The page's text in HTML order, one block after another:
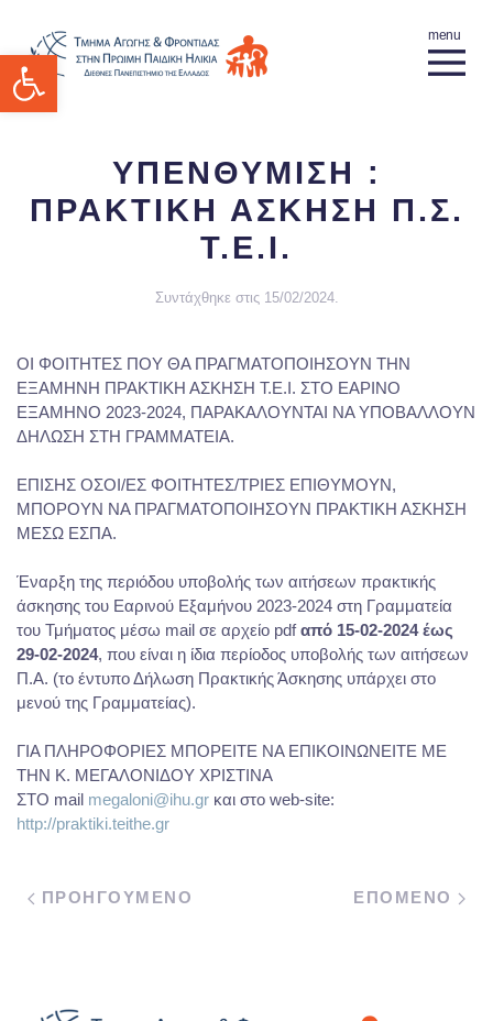
Ανοίξτε τη γραμμή εργαλείων
ΥΠΕΝΘΥΜΙΣΗ :
ΠΡΑΚΤΙΚΗ ΑΣΚΗΣΗ Π.Σ.
Τ.Ε.Ι.
Συντάχθηκε στις 15/02/2024.
ΟΙ ΦΟΙΤΗΤΕΣ ΠΟΥ ΘΑ ΠΡΑΓΜΑΤΟΠΟΙΗΣΟΥΝ ΤΗΝ
ΕΞΑΜΗΝΗ ΠΡΑΚΤΙΚΗ ΑΣΚΗΣΗ Τ.Ε.Ι. ΣΤΟ ΕΑΡΙΝΟ
ΕΞΑΜΗΝΟ 2023-2024, ΠΑΡΑΚΑΛΟΥΝΤΑΙ ΝΑ ΥΠΟΒΑΛΛΟΥΝ
ΔΗΛΩΣΗ ΣΤΗ ΓΡΑΜΜΑΤΕΙΑ.
ΕΠΙΣΗΣ ΟΣΟΙ/ΕΣ ΦΟΙΤΗΤΕΣ/ΤΡΙΕΣ ΕΠΙΘΥΜΟΥΝ,
ΜΠΟΡΟΥΝ ΝΑ ΠΡΑΓΜΑΤΟΠΟΙΗΣΟΥΝ ΠΡΑΚΤΙΚΗ ΑΣΚΗΣΗ
ΜΕΣΩ ΕΣΠΑ.
Έναρξη της περιόδου υποβολής των αιτήσεων πρακτικής
άσκησης του Εαρινού Εξαμήνου 2023-2024 στη Γραμματεία
του Τμήματος μέσω mail σε αρχείο pdfαπό 15-02-2024 έως
29-02-2024, που είναι η ίδια περίοδος υποβολής των αιτήσεων
Π.Α. (το έντυπο Δήλωση Πρακτικής Άσκησης υπάρχει στο
μενού της Γραμματείας).
ΓΙΑ ΠΛΗΡΟΦΟΡΙΕΣ ΜΠΟΡΕΙΤΕ ΝΑ ΕΠΙΚΟΙΝΩΝΕΙΤΕ ΜΕ
ΤΗΝ Κ. ΜΕΓΑΛΟΝΙΔΟΥ ΧΡΙΣΤΙΝΑ
ΣΤΟ mail megaloni@ihu.gr και στο web-site:
http://praktiki.teithe.gr
ΠΡΟΗΓΟΥΜΕΝΟ ΕΠΟΜΕΝΟ